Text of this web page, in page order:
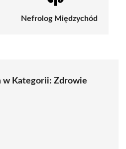
Nefrolog Międzychód
w Kategorii: Zdrowie